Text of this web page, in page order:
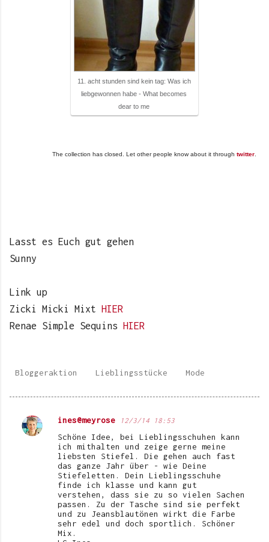
11. acht stunden sind kein tag: Was ich
liebgewonnen habe - What becomes
dear to me
The collection has closed. Let other people know about it through twitter
Lasst es Euch gut gehen
Sunny
Link up
Zicki Micki Mixt HIER
Renae Simple Sequins HIER
Bloggeraktion Lieblingsstücke Mode
K
ines@meyrose 12/3/14 18:53
Schöne Idee, bei Lieblingsschuhen kann
ich mithalten und zeige gerne meine
liebsten Stiefel. Die gehen auch fast
das ganze Jahr über - wie Deine
Stiefeletten. Dein Lieblingsschuhe
finde ich klasse und kann gut
verstehen, dass sie zu so vielen Sachen
passen. Zu der Tasche sind sie perfekt
und zu Jeansblautönen wirkt die Farbe
sehr edel und doch sportlich. Schöner
Mix.